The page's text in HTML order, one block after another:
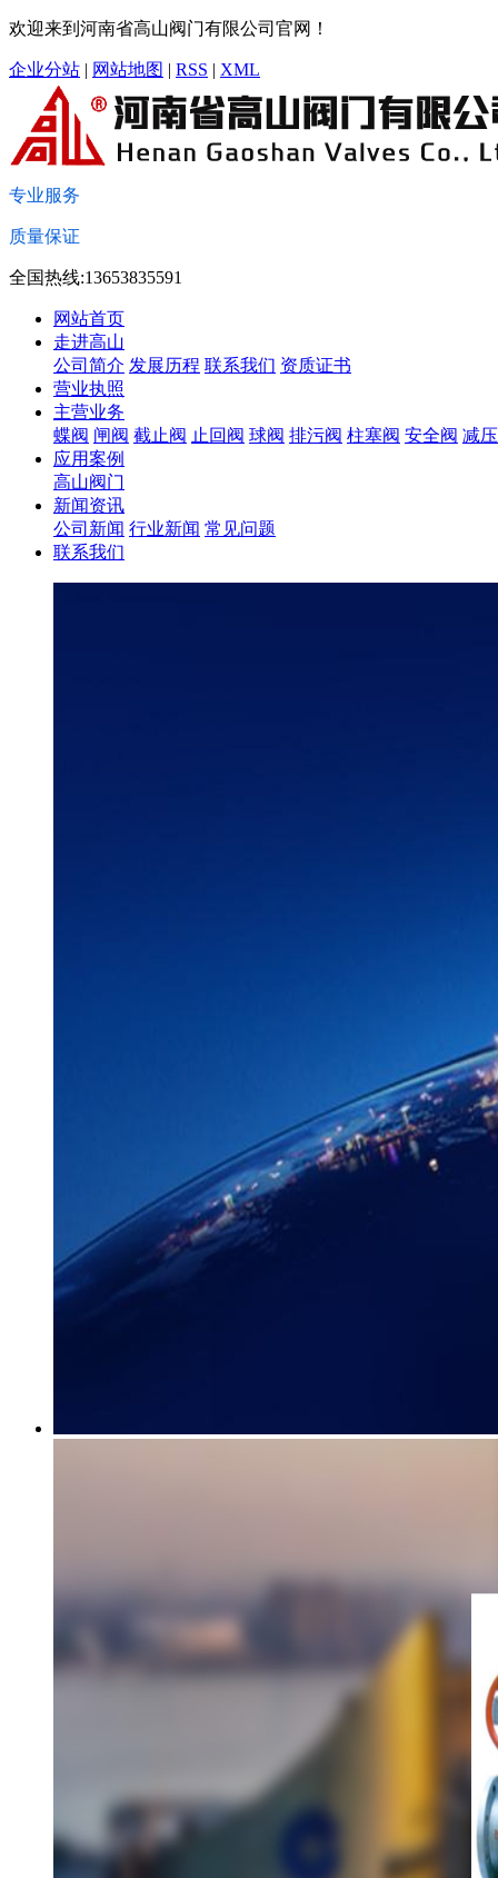
欢迎来到河南省高山阀门有限公司官网！
企业分站 | 网站地图 | RSS | XML
专业服务
质量保证
全国热线:13653835591
网站首页
走进高山
公司简介 发展历程 联系我们 资质证书
营业执照
主营业务
蝶阀 闸阀 截止阀 止回阀 球阀 排污阀 柱塞阀 安全阀 减
应用案例
高山阀门
新闻资讯
公司新闻 行业新闻 常见问题
联系我们